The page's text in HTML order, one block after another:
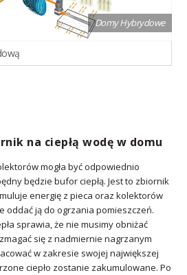
Domy Hybrydowe
na ciepłą wodę w domu
mogła być odpowiednio
będzie bufor ciepłą. Jest to zbiornik
energię z pieca oraz kolektorów
oddać ją do ogrzania pomieszczeń.
sprawia, że nie musimy obniżać
się z nadmiernie nagrzanym
w zakresie swojej największej
ciepło zostanie zakumulowane. Po